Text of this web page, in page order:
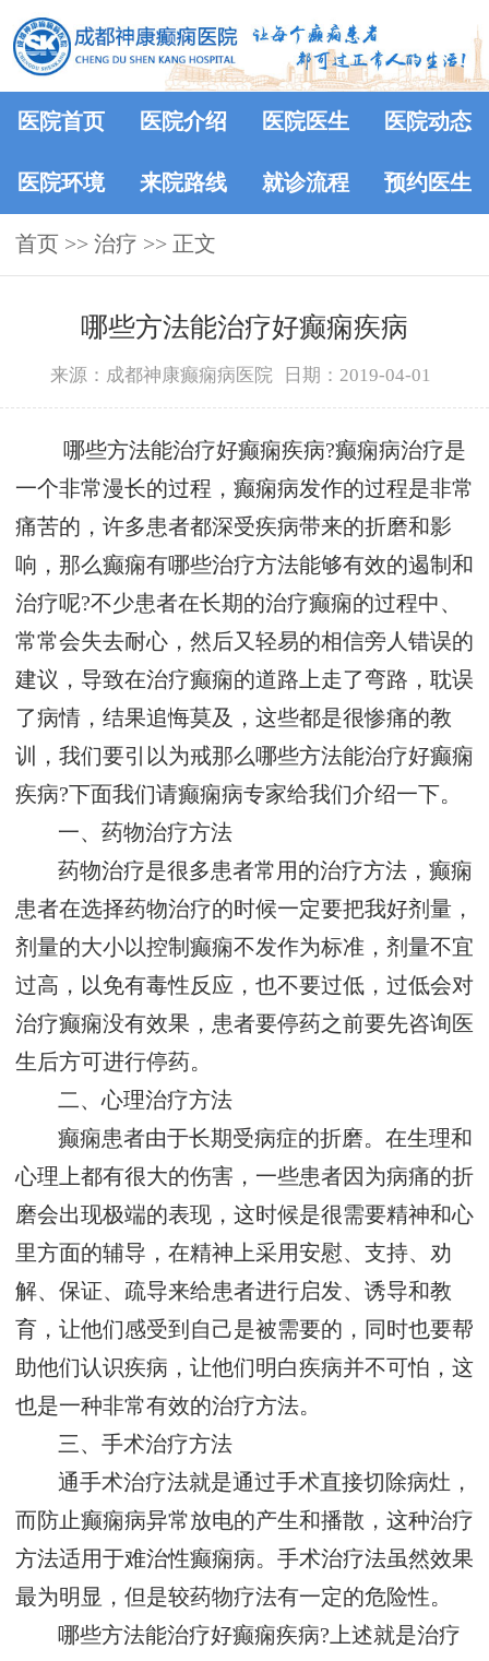
医院首页 医院介绍 医院医生 医院动态
医院环境 来院路线 就诊流程 预约医生
首页 >> 治疗 >> 正文
哪些方法能治疗好癫痫疾病
来源：成都神康癫痫病医院 日期：2019-04-01
哪些方法能治疗好癫痫疾病?癫痫病治疗是
一个非常漫长的过程，癫痫病发作的过程是非常
痛苦的，许多患者都深受疾病带来的折磨和影
响，那么癫痫有哪些治疗方法能够有效的遏制和
治疗呢?不少患者在长期的治疗癫痫的过程中、
常常会失去耐心，然后又轻易的相信旁人错误的
建议，导致在治疗癫痫的道路上走了弯路，耽误
了病情，结果追悔莫及，这些都是很惨痛的教
训，我们要引以为戒那么哪些方法能治疗好癫痫
疾病?下面我们请癫痫病专家给我们介绍一下。
一、药物治疗方法
药物治疗是很多患者常用的治疗方法，癫痫
患者在选择药物治疗的时候一定要把我好剂量，
剂量的大小以控制癫痫不发作为标准，剂量不宜
过高，以免有毒性反应，也不要过低，过低会对
治疗癫痫没有效果，患者要停药之前要先咨询医
生后方可进行停药。
二、心理治疗方法
癫痫患者由于长期受病症的折磨。在生理和
心理上都有很大的伤害，一些患者因为病痛的折
磨会出现极端的表现，这时候是很需要精神和心
里方面的辅导，在精神上采用安慰、支持、劝
解、保证、疏导来给患者进行启发、诱导和教
育，让他们感受到自己是被需要的，同时也要帮
助他们认识疾病，让他们明白疾病并不可怕，这
也是一种非常有效的治疗方法。
三、手术治疗方法
通手术治疗法就是通过手术直接切除病灶，
而防止癫痫病异常放电的产生和播散，这种治疗
方法适用于难治性癫痫病。手术治疗法虽然效果
最为明显，但是较药物疗法有一定的危险性。
哪些方法能治疗好癫痫疾病?上述就是治疗